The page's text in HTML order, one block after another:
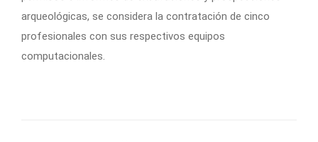
arqueológicas, se considera la contratación de cinco
profesionales con sus respectivos equipos
computacionales.